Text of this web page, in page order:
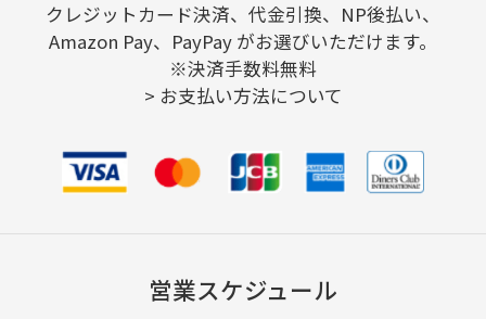
クレジットカード決済、代金引換、NP後払い、
Amazon Pay、PayPay がお選びいただけます。
※決済手数料無料
> お支払い方法について
営業スケジュール